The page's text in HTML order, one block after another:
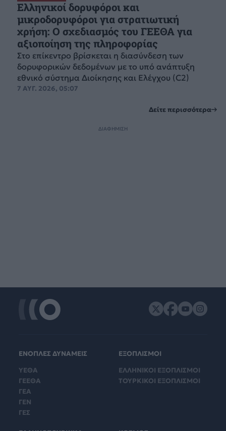
Ελληνικοί δορυφόροι και
μικροδορυφόροι για στρατιωτική
χρήση: Ο σχεδιασμός του ΓΕΕΘΑ για
αξιοποίηση της πληροφορίας
Στο επίκεντρο βρίσκεται η διασύνδεση των
δορυφορικών δεδομένων με το υπό ανάπτυξη
εθνικό σύστημα Διοίκησης και Ελέγχου (C2)
7 ΑΥΓ. 2026, 05:07
Δείτε περισσότερα
ΔΙΑΦΗΜΙΣΗ
ΕΝΟΠΛΕΣ ΔΥΝΑΜΕΙΣ
ΥΕΘΑ
ΓΕΕΘΑ
ΓΕΑ
ΓΕΝ
ΓΕΣ
ΕΞΟΠΛΙΣΜΟΙ
ΕΛΛΗΝΙΚΟΙ ΕΞΟΠΛΙΣΜΟΙ
ΤΟΥΡΚΙΚΟΙ ΕΞΟΠΛΙΣΜΟΙ